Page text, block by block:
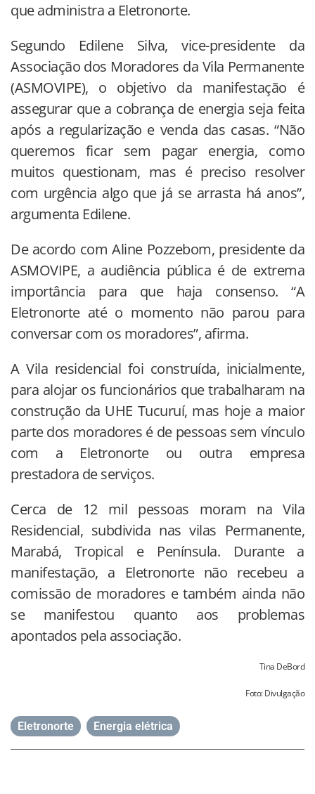
que administra a Eletronorte.
Segundo Edilene Silva, vice-presidente da
Associação dos Moradores da Vila Permanente
(ASMOVIPE), o objetivo da manifestação é
assegurar que a cobrança de energia seja feita
após a regularização e venda das casas. “Não
queremos ficar sem pagar energia, como
muitos questionam, mas é preciso resolver
com urgência algo que já se arrasta há anos”,
argumenta Edilene.
De acordo com Aline Pozzebom, presidente da
ASMOVIPE, a audiência pública é de extrema
importância para que haja consenso. “A
Eletronorte até o momento não parou para
conversar com os moradores”, afirma.
A Vila residencial foi construída, inicialmente,
para alojar os funcionários que trabalharam na
construção da UHE Tucuruí, mas hoje a maior
parte dos moradores é de pessoas sem vínculo
com a Eletronorte ou outra empresa
prestadora de serviços.
Cerca de 12 mil pessoas moram na Vila
Residencial, subdivida nas vilas Permanente,
Marabá, Tropical e Península. Durante a
manifestação, a Eletronorte não recebeu a
comissão de moradores e também ainda não
se manifestou quanto aos problemas
apontados pela associação.
Tina DeBord
Foto: Divulgação
Eletronorte Energia elétrica